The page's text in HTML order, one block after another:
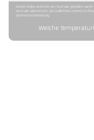
Dieses Video wird erst von YouTube geladen,
YouTube übermittelt, die außerhalb unseres
Datenschutzerklärung.
Welche